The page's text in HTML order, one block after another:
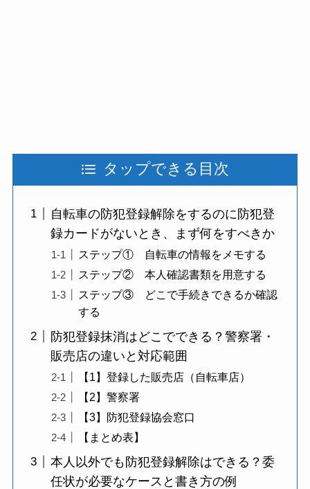
タップできる目次
自転車の防犯登録解除をするのに防犯登
録カードがないとき、まず何をすべきか
ステップ① 自転車の情報をメモする
ステップ② 本人確認書類を用意する
ステップ③ どこで手続きできるか確認
する
防犯登録抹消はどこでできる？警察署・
販売店の違いと対応範囲
【1】登録した販売店（自転車店）
【2】警察署
【3】防犯登録協会窓口
【まとめ表】
本人以外でも防犯登録解除はできる？委
任状が必要なケースと書き方の例